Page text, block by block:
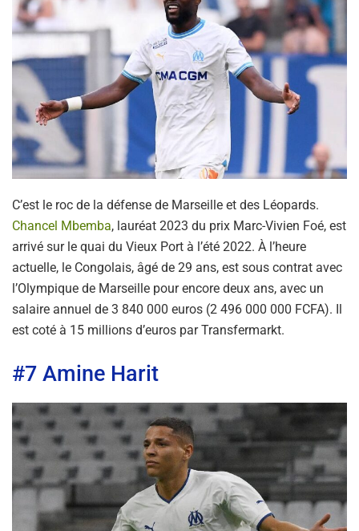
C’est le roc de la défense de Marseille et des Léopards.
Chancel Mbemba, lauréat 2023 du prix Marc-Vivien Foé, est
arrivé sur le quai du Vieux Port à l’été 2022. À l’heure
actuelle, le Congolais, âgé de 29 ans, est sous contrat avec
l’Olympique de Marseille pour encore deux ans, avec un
salaire annuel de 3 840 000 euros (2 496 000 000 FCFA). Il
est coté à 15 millions d’euros par Transfermarkt.
#7 Amine Harit